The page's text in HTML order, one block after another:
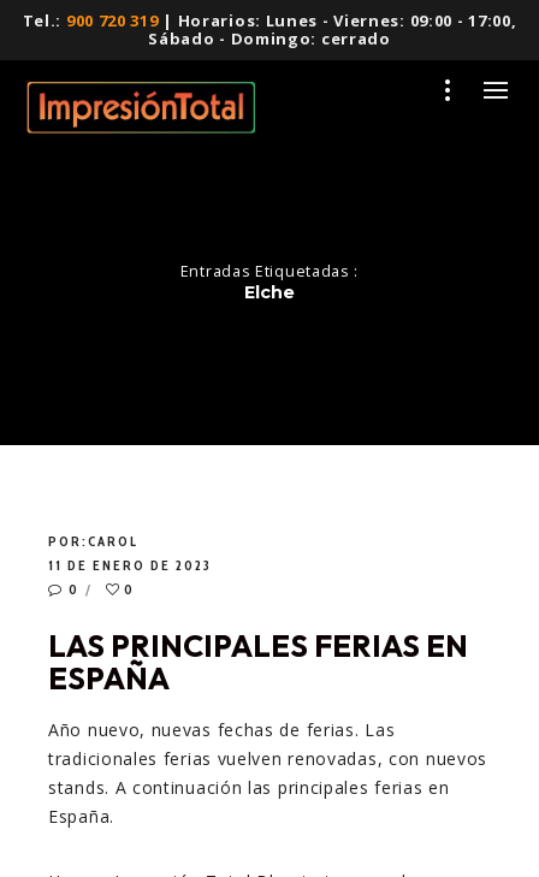
Tel.: 900 720 319| Horarios: Lunes - Viernes: 09:00 - 17:00,
Sábado - Domingo: cerrado
Entradas Etiquetadas :
Elche
POR:CAROL
11 DE ENERO DE 2023
0
0
LAS PRINCIPALES FERIAS EN
ESPAÑA
Año nuevo, nuevas fechas de ferias. Las
tradicionales ferias vuelven renovadas, con nuevos
stands. A continuación las principales ferias en
España.